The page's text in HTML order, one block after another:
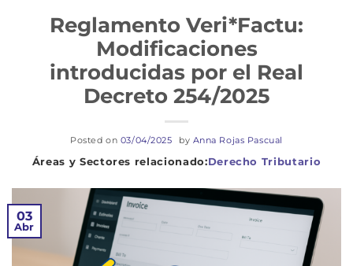
Derecho Tributario
Reglamento Veri*Factu:
Modificaciones
introducidas por el Real
Decreto 254/2025
Posted on 03/04/2025 by Anna Rojas Pascual
03
Abr